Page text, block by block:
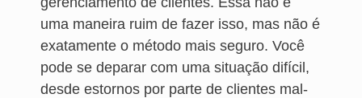
uma maneira ruim de fazer isso, mas não é
exatamente o método mais seguro. Você
pode se deparar com uma situação difícil,
desde estornos por parte de clientes mal-